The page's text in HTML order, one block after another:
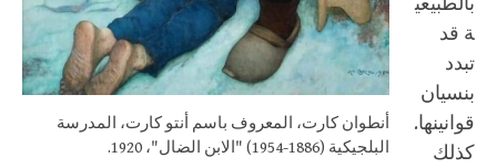
أنطوان كارت، المعروف باسم أنتو كارت، المدرسة
البلجيكية (1886-1954) "الابن الضال"، 1920.
ة قد
تبدد
بنسيان
قوانينها.
كذلك